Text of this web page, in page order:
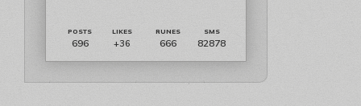
696 +36 666 82878